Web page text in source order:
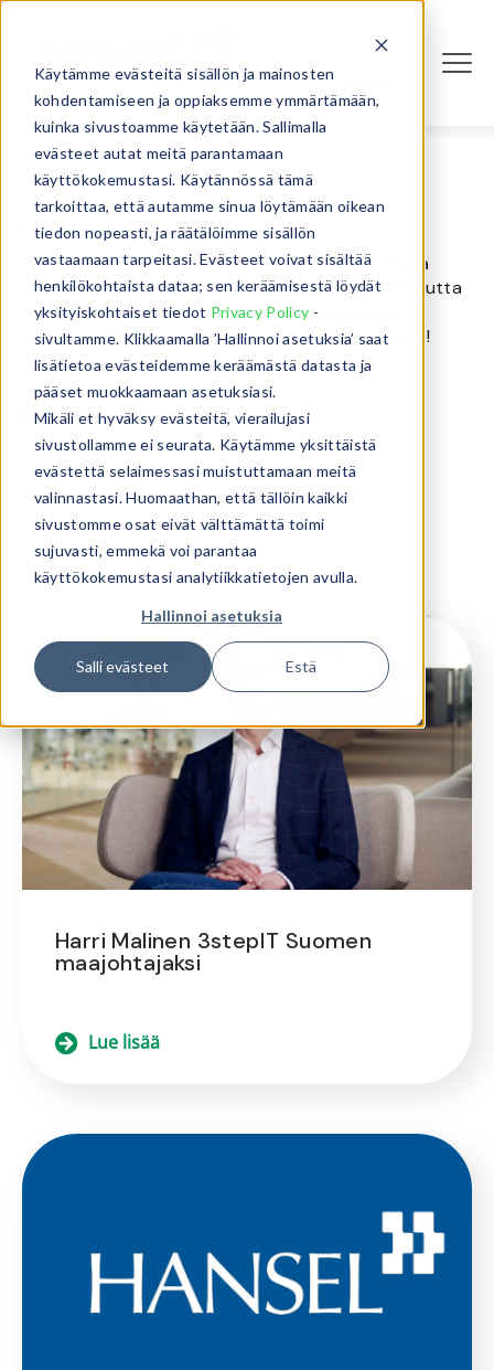
Käytämme evästeitä sisällön ja mainosten
kohdentamiseen ja oppiaksemme ymmärtämään,
kuinka sivustoamme käytetään. Sallimalla
evästeet autat meitä parantamaan
käyttökokemustasi. Käytännössä tämä
tarkoittaa, että autamme sinua löytämään oikean
tiedon nopeasti, ja räätälöimme sisällön
vastaamaan tarpeitasi. Evästeet voivat sisältää
henkilökohtaista dataa; sen keräämisestä löydät
yksityiskohtaiset tiedot Privacy Policy -
sivultamme. Klikkaamalla ’Hallinnoi asetuksia’ saat
lisätietoa evästeidemme keräämästä datasta ja
pääset muokkaamaan asetuksiasi.
Mikäli et hyväksy evästeitä, vierailujasi
sivustollamme ei seurata. Käytämme yksittäistä
evästettä selaimessasi muistuttamaan meitä
valinnastasi. Huomaathan, että tällöin kaikki
sivustomme osat eivät välttämättä toimi
sujuvasti, emmekä voi parantaa
käyttökokemustasi analytiikkatietojen avulla.
Hallinnoi asetuksia
Salli evästeet Estä
Kirjaudu
Uutiset
Lue viimeisimmät uutisemme ja pysyt ajan tasalla
siitä, kuinka rakennamme kestävämpää tulevaisuutta
optimoimalla teknologialaitteiden käyttöä ja
pidentämällä niiden elinkaarta. Pysythän kuulolla!
Etsi kategorioittain
Harri Malinen 3stepIT Suomen
maajohtajaksi
Lue lisää